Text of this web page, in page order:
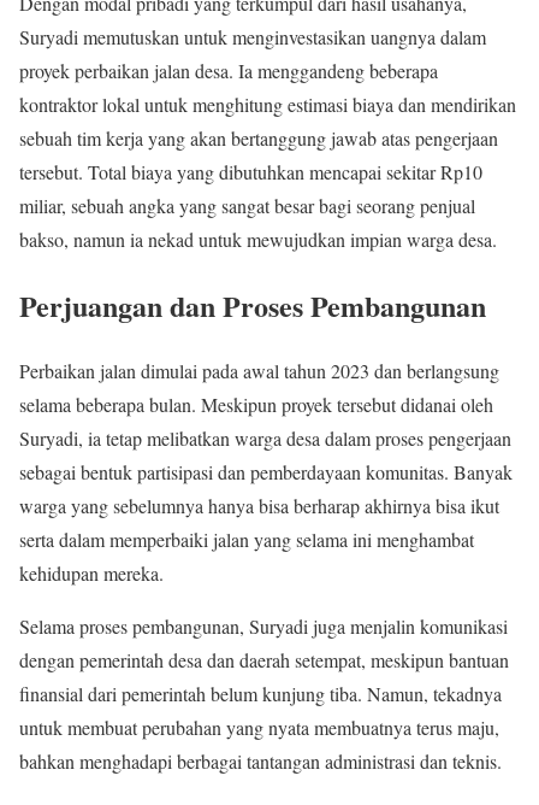
Suryadi memutuskan untuk menginvestasikan uangnya dalam
proyek perbaikan jalan desa. Ia menggandeng beberapa
kontraktor lokal untuk menghitung estimasi biaya dan mendirikan
sebuah tim kerja yang akan bertanggung jawab atas pengerjaan
tersebut. Total biaya yang dibutuhkan mencapai sekitar Rp10
miliar, sebuah angka yang sangat besar bagi seorang penjual
bakso, namun ia nekad untuk mewujudkan impian warga desa.
Perjuangan dan Proses Pembangunan
Perbaikan jalan dimulai pada awal tahun 2023 dan berlangsung
selama beberapa bulan. Meskipun proyek tersebut didanai oleh
Suryadi, ia tetap melibatkan warga desa dalam proses pengerjaan
sebagai bentuk partisipasi dan pemberdayaan komunitas. Banyak
warga yang sebelumnya hanya bisa berharap akhirnya bisa ikut
serta dalam memperbaiki jalan yang selama ini menghambat
kehidupan mereka.
Selama proses pembangunan, Suryadi juga menjalin komunikasi
dengan pemerintah desa dan daerah setempat, meskipun bantuan
finansial dari pemerintah belum kunjung tiba. Namun, tekadnya
untuk membuat perubahan yang nyata membuatnya terus maju,
bahkan menghadapi berbagai tantangan administrasi dan teknis.